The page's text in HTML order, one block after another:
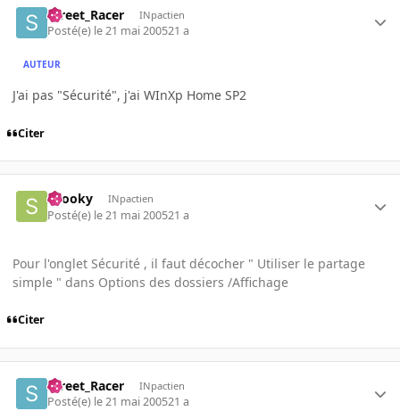
Street_Racer INpactien
Posté(e) le 21 mai 200521 a
AUTEUR
J'ai pas "Sécurité", j'ai WInXp Home SP2
Citer
snooky INpactien
Posté(e) le 21 mai 200521 a
Pour l'onglet Sécurité , il faut décocher " Utiliser le partage
simple " dans Options des dossiers /Affichage
Citer
Street_Racer INpactien
Posté(e) le 21 mai 200521 a